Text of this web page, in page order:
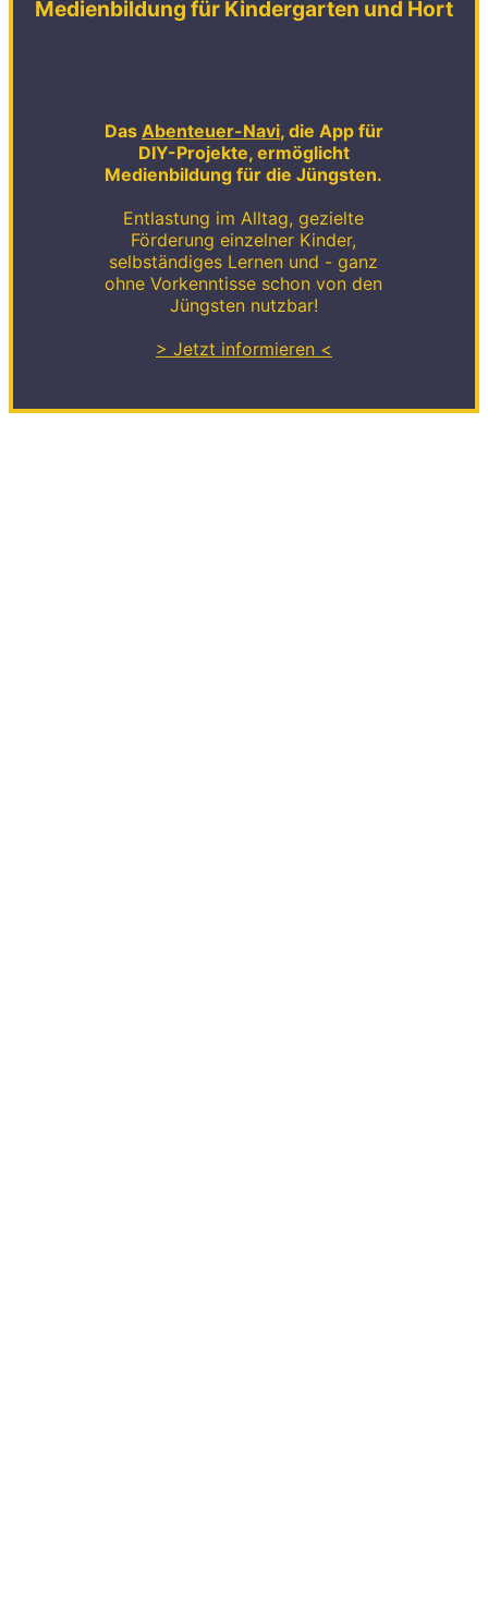
Medienbildung für Kindergarten und Hort
Das Abenteuer-Navi, die App für
DIY-Projekte, ermöglicht
Medienbildung für die Jüngsten.
Entlastung im Alltag, gezielte
Förderung einzelner Kinder,
selbständiges Lernen und - ganz
ohne Vorkenntisse schon von den
Jüngsten nutzbar!
> Jetzt informieren <